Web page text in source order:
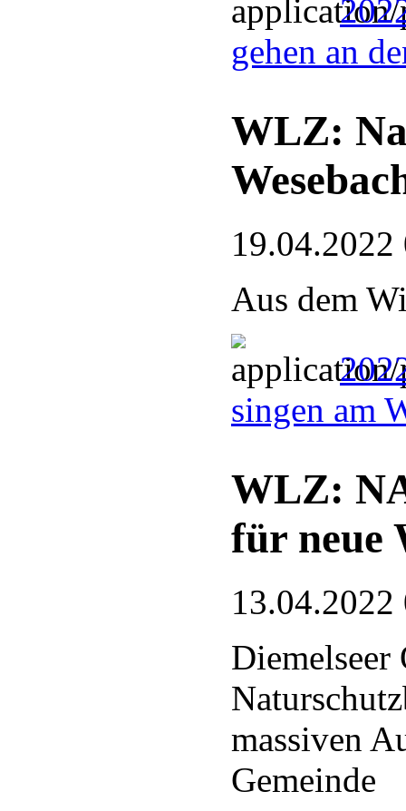
gehen an
WLZ:
19.04.2022
Aus dem
singen am
WLZ:
für neue
13.04.2022
Diemelseer
massiven
Gemeinde